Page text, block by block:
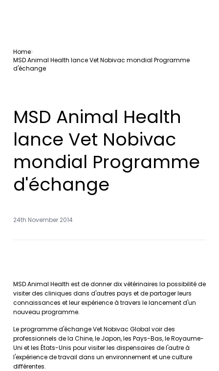
Home
MSD Animal Health lance Vet Nobivac mondial Programme
d'échange
MSD Animal Health
lance Vet Nobivac
mondial Programme
d'échange
24th November 2014
MSD Animal Health est de donner dix vétérinaires la possibilité de
visiter des cliniques dans d'autres pays et de partager leurs
connaissances et leur expérience à travers le lancement d'un
nouveau programme.
Le programme d'échange Vet Nobivac Global voir des
professionnels de la Chine, le Japon, les Pays-Bas, le Royaume-
Uni et les États-Unis pour visiter les dispensaires de l'autre à
l'expérience de travail dans un environnement et une culture
différentes.